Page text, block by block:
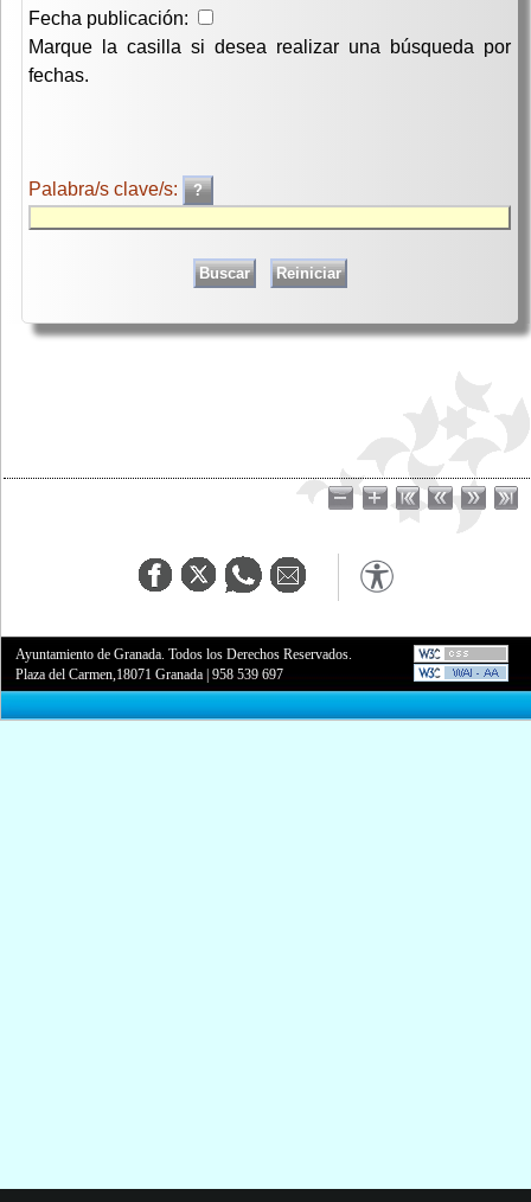
Fecha publicación:
Marque la casilla si desea realizar una búsqueda por
fechas.
Palabra/s clave/s:
Ayuntamiento de Granada. Todos los Derechos Reservados.
Plaza del Carmen,18071 Granada |958 539 697